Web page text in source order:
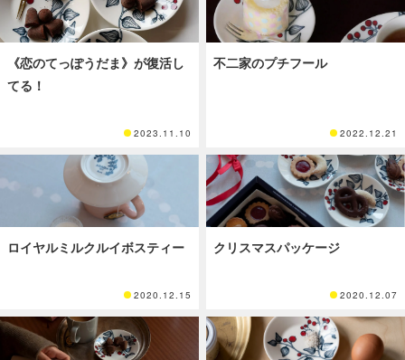
《恋のてっぽうだま》が復活し
てる！
2023.11.10
不二家のプチフール
2022.12.21
ロイヤルミルクルイボスティー
2020.12.15
クリスマスパッケージ
2020.12.07